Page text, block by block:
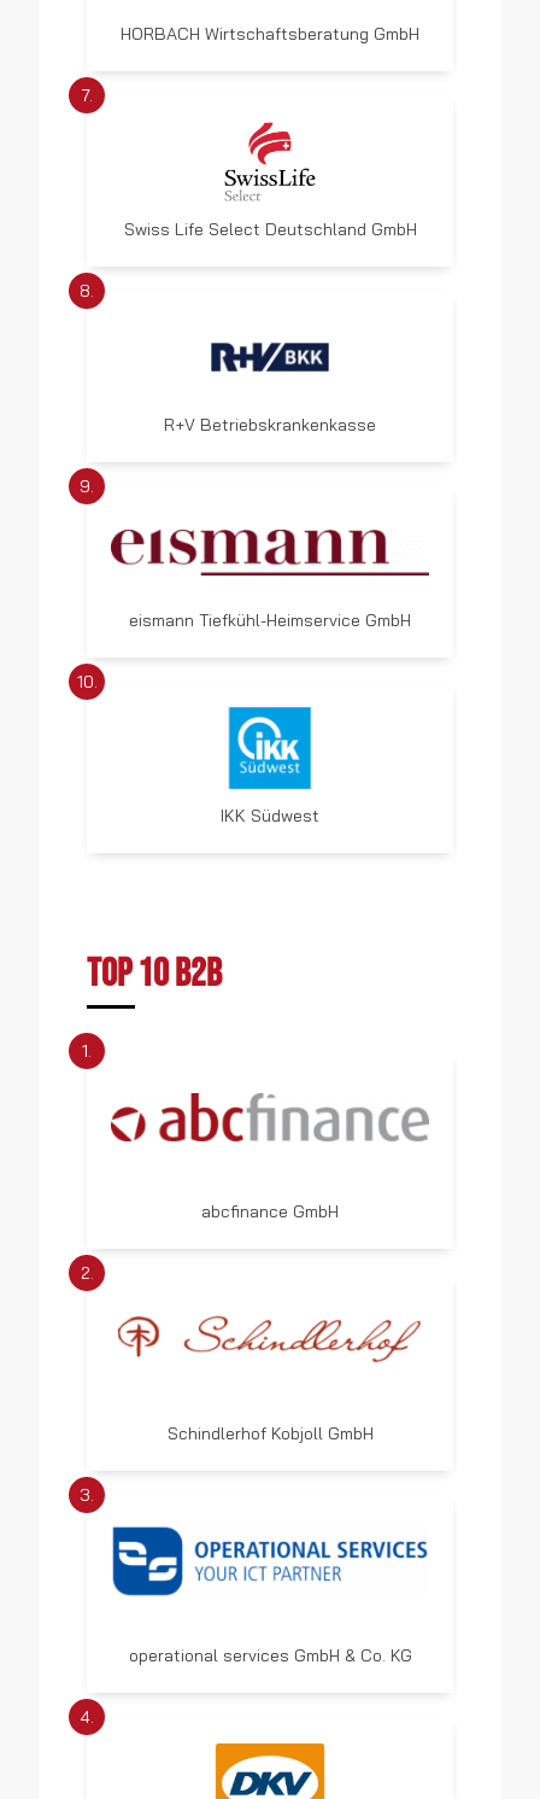
HORBACH Wirtschaftsberatung GmbH
7.
Swiss Life Select Deutschland GmbH
8.
R+V Betriebskrankenkasse
9.
eismann Tiefkühl-Heimservice GmbH
10.
IKK Südwest
TOP 10 B2B
1.
abcfinance GmbH
2.
Schindlerhof Kobjoll GmbH
3.
operational services GmbH & Co. KG
4.